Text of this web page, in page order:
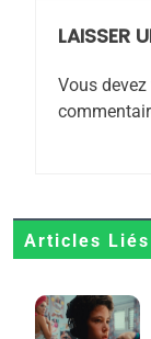
LAISSER
Vous devez
Articles Liés
6
7